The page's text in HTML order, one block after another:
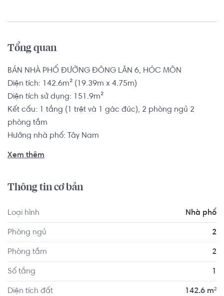
Tổng quan
BÁN NHÀ PHỐ ĐƯỜNG ĐÔNG LÂN 6, HÓC MÔN
Diện tích: 142.6m² (19.39m x 4.75m)
Diện tích sử dụng: 151.9m²
Kết cấu: 1 tầng (1 trệt và 1 gác đúc), 2 phòng ngủ 2
phòng tắm
Hướng nhà phố: Tây Nam
khoảng 4.6km, cách Trường Cao đẳng Sài Gòn Gia Định
khoảng 9.7km. Di chuyển tới Gym & Yoga S'Life Lê Đức
vị trí thuận tiện di chuyển với đầy đủ các tiện ích về y tế,
giáo dục và giải trí.
Xem thêm
Thông tin cơ bản
Loại hình Nhà phố
Phòng ngủ 2
Phòng tắm 2
Số tầng 1
Diện tích đất 142.6 m²